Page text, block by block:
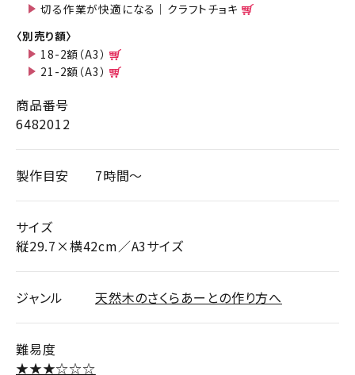
切る作業が快適になる｜クラフトチョキ
〈別売り額〉
18-2額（A3）
21-2額（A3）
商品番号
6482012
製作目安 7時間～
サイズ
縦29.7×横42cm／A3サイズ
ジャンル 天然木のさくらあーとの作り方へ
難易度
★★★☆☆☆